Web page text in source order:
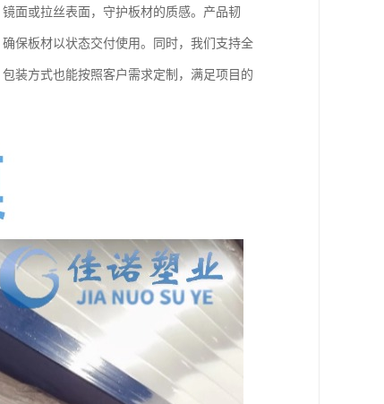
面或拉丝表面，守护板材的质感。产品韧
保板材以状态交付使用。同时，我们支持全
装方式也能按照客户需求定制，满足项目的